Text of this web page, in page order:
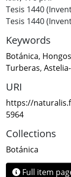
Tesis 1440
Tesis 1440
Keywords
Botánica,
Turberas,
URI
https://
5964
Collections
Botánica
Full item